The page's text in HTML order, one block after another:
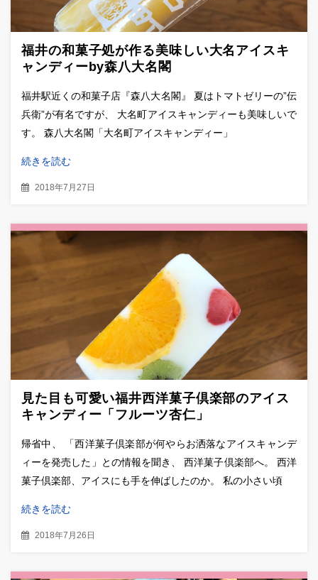
福井の和菓子処が作る美味しい大名アイスキ
ャンディーby森八大名閣
福井駅近くの和菓子店『森八大名閣』 夏はトマトゼリーの”伝
兵衛”が有名ですが、 大名町アイスキャンディーも美味しいで
す。 森八大名閣「大名町アイスキャンディー」
続きを読む
2018年7月27日
見た目も可愛い福井西洋菓子倶楽部のアイス
キャンディー「フルーツ杏仁」
帰省中、 「西洋菓子倶楽部が何やらお洒落なアイスキャンデ
ィーを発売した」との情報を聞き、 西洋菓子倶楽部へ。 西洋
菓子倶楽部、アイスにも手を伸ばしたのか。 私の小さい頃
続きを読む
2018年7月26日